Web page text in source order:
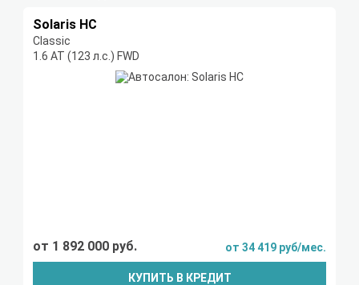
Solaris HC
Classic
1.6 AT (123 л.с.) FWD
от 1 892 000 руб. от 34 419 руб/мес.
КУПИТЬ В КРЕДИТ